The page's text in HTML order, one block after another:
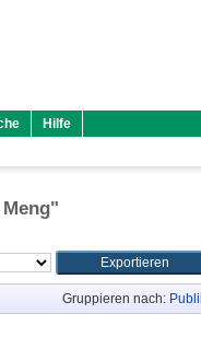
Hilfe
"
Gruppieren nach: